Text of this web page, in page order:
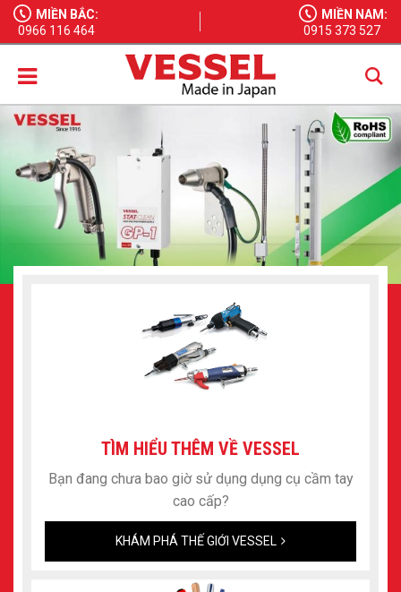
MIỀN BẮC:
0966 116 464
MIỀN NAM:
0915 373 527
TÌM HIỂU THÊM VỀ VESSEL
Bạn đang chưa bao giờ sử dụng dụng cụ cầm tay
cao cấp?
KHÁM PHÁ THẾ GIỚI VESSEL